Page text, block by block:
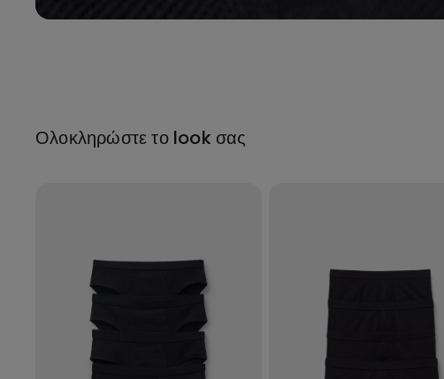
Ολοκληρώστε το look σας